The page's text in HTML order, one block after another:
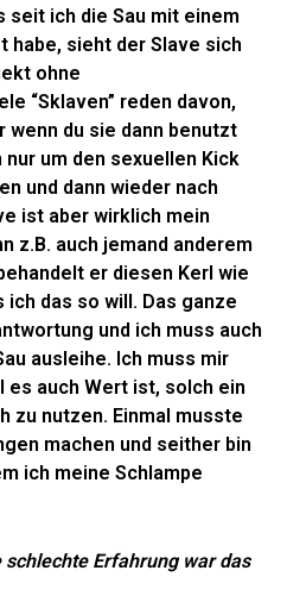
seit ich die Sau mit einem
habe, sieht der Slave sich
ohne
“Sklaven” reden davon,
wenn du sie dann benutzt
um den sexuellen Kick
und dann wieder nach
ist aber wirklich mein
z.B. auch jemand anderem
er diesen Kerl wie
das so will. Das ganze
und ich muss auch
ausleihe. Ich muss mir
es auch Wert ist, solch ein
zu nutzen. Einmal musste
machen und seither bin
ich meine Schlampe
schlechte Erfahrung war das